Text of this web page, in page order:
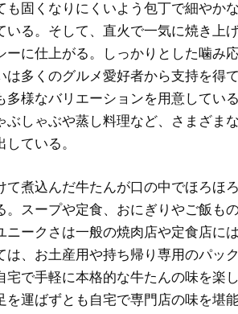
固くなりにくいよう包丁で細やか
る。そして、直火で一気に焼き上
に仕上がる。しっかりとした噛み
多くのグルメ愛好者から支持を得
様なバリエーションを用意している
しゃぶや蒸し料理など、さまざま
ている。
煮込んだ牛たんが口の中でほろほ
スープや定食、おにぎりやご飯も
ークさは一般の焼肉店や定食店に
、お土産用や持ち帰り専用のパック
で手軽に本格的な牛たんの味を楽
運ばずとも自宅で専門店の味を堪